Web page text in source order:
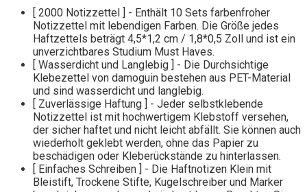
[ 2000 Notizzettel ] - Enthält 10 Sets farbenfroher
Notizzettel mit lebendigen Farben. Die Größe jedes
Haftzettels beträgt 4,5*1,2 cm / 1,8*0,5 Zoll und ist ein
unverzichtbares Studium Must Haves.
[ Wasserdicht und Langlebig ] - Die Durchsichtige
Klebezettel von damoguin bestehen aus PET-Material
und sind wasserdicht und langlebig.
[ Zuverlässige Haftung ] - Jeder selbstklebende
Notizzettel ist mit hochwertigem Klebstoff versehen,
der sicher haftet und nicht leicht abfällt. Sie können auch
wiederholt geklebt werden, ohne das Papier zu
beschädigen oder Kleberückstände zu hinterlassen.
[ Einfaches Schreiben ] - Die Haftnotizen Klein mit
Bleistift, Trockene Stifte, Kugelschreiber und Marker